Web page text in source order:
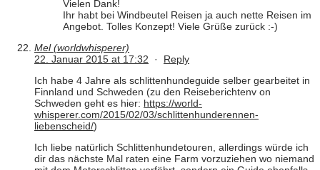
Vielen Dank!
Ihr habt bei Windbeutel Reisen ja auch nette Reisen im
Angebot. Tolles Konzept! Viele Grüße zurück :-)
Mel (worldwhisperer)
22. Januar 2015 at 17:32 · Reply
Ich habe 4 Jahre als schlittenhundeguide selber gearbeitet in
Finnland und Schweden (zu den Reiseberichtenv on
Schweden geht es hier: https://world-
whisperer.com/2015/02/03/schlittenhunderennen-
liebenscheid/)
Ich liebe natürlich Schlittenhundetouren, allerdings würde ich
dir das nächste Mal raten eine Farm vorzuziehen wo niemand